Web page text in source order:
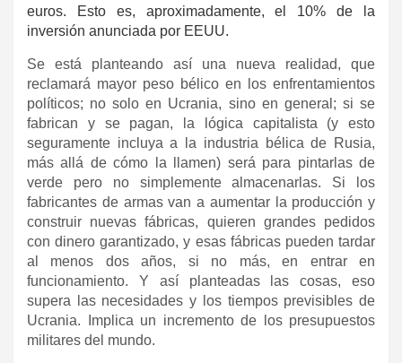
euros. Esto es, aproximadamente, el 10% de la
inversión anunciada por EEUU.
Se está planteando así una nueva realidad, que
reclamará mayor peso bélico en los enfrentamientos
políticos; no solo en Ucrania, sino en general; si se
fabrican y se pagan, la lógica capitalista (y esto
seguramente incluya a la industria bélica de Rusia,
más allá de cómo la llamen) será para pintarlas de
verde pero no simplemente almacenarlas. Si los
fabricantes de armas van a aumentar la producción y
construir nuevas fábricas, quieren grandes pedidos
con dinero garantizado, y esas fábricas pueden tardar
al menos dos años, si no más, en entrar en
funcionamiento. Y así planteadas las cosas, eso
supera las necesidades y los tiempos previsibles de
Ucrania. Implica un incremento de los presupuestos
militares del mundo.